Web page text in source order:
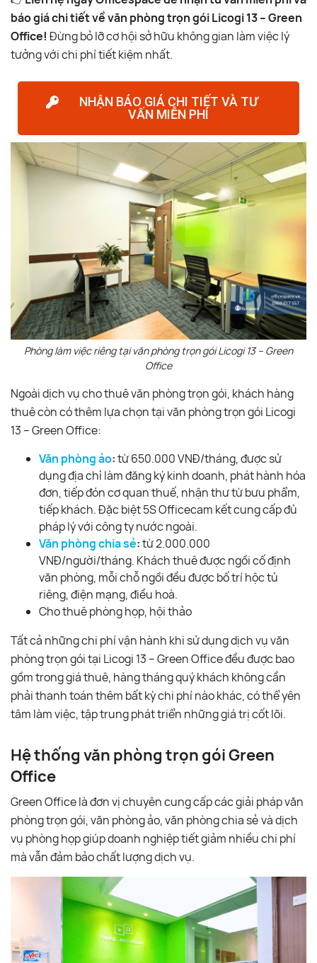
báo giá chi tiết về văn phòng trọn gói Licogi 13 – Green
Office! Đừng bỏ lỡ cơ hội sở hữu không gian làm việc lý
tưởng với chi phí tiết kiệm nhất.
NHẬN BÁO GIÁ CHI TIẾT VÀ TƯ
VẤN MIỄN PHÍ
Phòng làm việc riêng tại văn phòng trọn gói Licogi 13 – Green
Office
Ngoài dịch vụ cho thuê văn phòng trọn gói, khách hàng
thuê còn có thêm lựa chọn tại văn phòng trọn gói Licogi
13 – Green Office:
Văn phòng ảo:từ 650.000 VNĐ/tháng, được sử
dụng địa chỉ làm đăng ký kinh doanh, phát hành hóa
đơn, tiếp đón cơ quan thuế, nhận thư từ bưu phẩm,
tiếp khách. Đặc biệt 5S Officecam kết cung cấp đủ
pháp lý với công ty nước ngoài.
Văn phòng chia sẻ:từ 2.000.000
VNĐ/người/tháng. Khách thuê được ngồi cố định
văn phòng, mỗi chỗ ngồi đều được bố trí hộc tủ
riêng, điện mạng, điều hoà.
Cho thuê phòng họp, hội thảo
Tất cả những chi phí vận hành khi sử dụng dịch vụ văn
phòng trọn gói tại Licogi 13 – Green Office đều được bao
gồm trong giá thuê, hàng tháng quý khách không cần
phải thanh toán thêm bất kỳ chi phí nào khác, có thể yên
tâm làm việc, tập trung phát triển những giá trị cốt lõi.
Hệ thống văn phòng trọn gói Green
Office
Green Office là đơn vị chuyên cung cấp các giải pháp văn
phòng trọn gói, văn phòng ảo, văn phòng chia sẻ và dịch
vụ phòng họp giúp doanh nghiệp tiết giảm nhiều chi phí
mà vẫn đảm bảo chất lượng dịch vụ.